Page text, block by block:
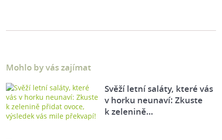
Mohlo by vás zajímat
Svěží letní saláty, které vás
v horku neunaví: Zkuste
k zelenině…